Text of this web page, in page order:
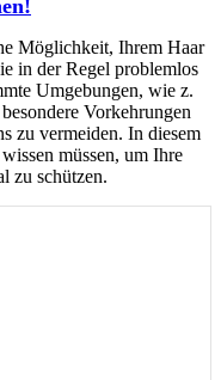
Möglichkeit, Ihrem Haar
in der Regel problemlos
Umgebungen, wie z.
Vorkehrungen
zu vermeiden. In diesem
müssen, um Ihre
zu schützen.